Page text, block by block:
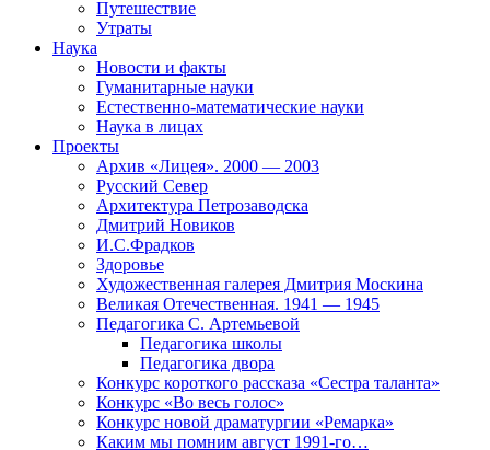
Путешествие
Утраты
Наука
Новости и факты
Гуманитарные науки
Естественно-математические науки
Наука в лицах
Проекты
Архив «Лицея». 2000 — 2003
Русский Север
Архитектура Петрозаводска
Дмитрий Новиков
И.С.Фрадков
Здоровье
Художественная галерея Дмитрия Москина
Великая Отечественная. 1941 — 1945
Педагогика С. Артемьевой
Педагогика школы
Педагогика двора
Конкурс короткого рассказа «Сестра таланта»
Конкурс «Во весь голос»
Конкурс новой драматургии «Ремарка»
Каким мы помним август 1991-го…